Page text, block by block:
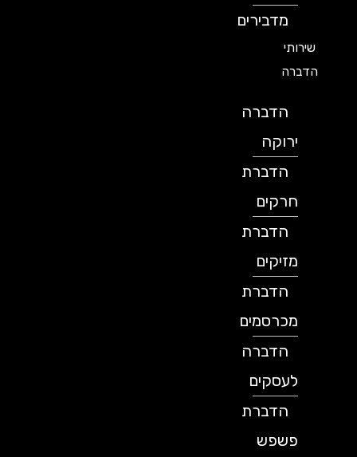
מדבירים
שירותי
הדברה
הדברה
ירוקה
הדברת
חרקים
הדברת
מזיקים
הדברת
מכרסמים
הדברה
לעסקים
הדברת
פשפש